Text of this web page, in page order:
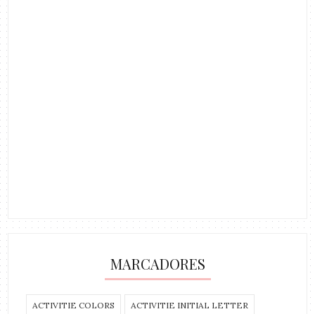
MARCADORES
ACTIVITIE COLORS ACTIVITIE INITIAL LETTER